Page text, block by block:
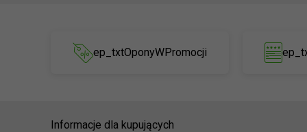
ep_txtOponyWPromocji
Informacje dla kupujących